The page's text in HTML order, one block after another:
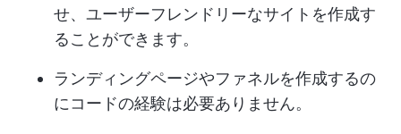
せ、ユーザーフレンドリーなサイトを作成す
ることができます。
ランディングページやファネルを作成するの
にコードの経験は必要ありません。